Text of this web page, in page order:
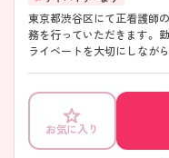
東京都渋谷区にて正看護師
務を行っていただきます。
ライベートを大切にしなが
さらに詳細をご案内します
お気に入り